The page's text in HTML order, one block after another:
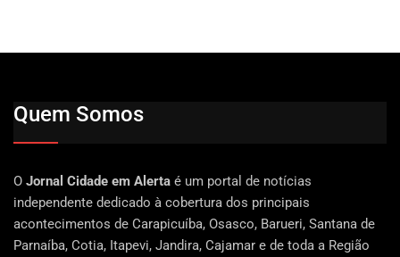
Quem Somos
O Jornal Cidade em Alerta é um portal de notícias
independente dedicado à cobertura dos principais
acontecimentos de Carapicuíba, Osasco, Barueri, Santana de
Parnaíba, Cotia, Itapevi, Jandira, Cajamar e de toda a Região